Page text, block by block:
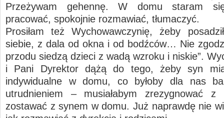
Przeżywam gehennę. W domu staram
pracować, spokojnie rozmawiać, tłumaczyć.
Prosiłam też Wychowawczynię, żeby
siebie, z dala od okna i od bodźców… Nie
przodu siedzą dzieci z wadą wzroku i niskie”.
i Pani Dyrektor dążą do tego, żeby syn
indywidualne w domu, co byłoby dla nas
utrudnieniem – musiałabym zrezygnować z
zostawać z synem w domu. Już naprawdę nie